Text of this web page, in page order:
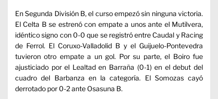
En Segunda División B, el curso empezó sin ninguna victoria.
El Celta B se estrenó con empate a unos ante el Mutilvera,
idéntico signo con 0-0 que se registró entre Caudal y Racing
de Ferrol. El Coruxo-Valladolid B y el Guijuelo-Pontevedra
tuvieron otro empate a un gol. Por su parte, el Boiro fue
ajusticiado por el Lealtad en Barraña (0-1) en el debut del
cuadro del Barbanza en la categoría. El Somozas cayó
derrotado por 0-2 ante Osasuna B.